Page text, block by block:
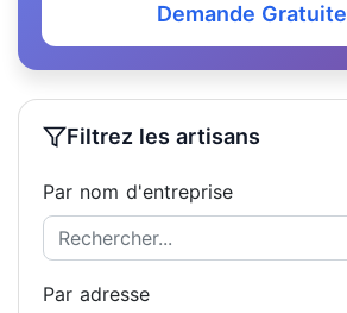
Demande Gratuite
Filtrez les artisans
Par nom d'entreprise
Par adresse